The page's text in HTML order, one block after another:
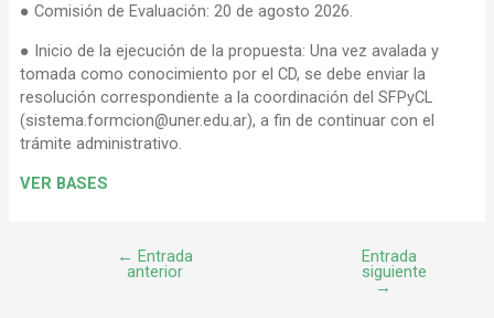
● Comisión de Evaluación: 20 de agosto 2026.
● Inicio de la ejecución de la propuesta: Una vez avalada y
tomada como conocimiento por el CD, se debe enviar la
resolución correspondiente a la coordinación del SFPyCL
(sistema.formcion@uner.edu.ar), a fin de continuar con el
trámite administrativo.
VER BASES
← Entrada
anterior
Entrada
siguiente
→